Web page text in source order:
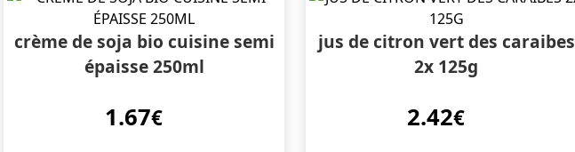
crème de soja bio cuisine semi
épaisse 250ml
1.67€
jus de citron vert des caraibes
2x 125g
2.42€